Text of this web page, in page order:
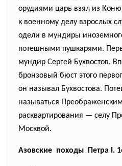
орудиями царь взял из
к военному делу взрослых
одели в мундиры
потешными пушкарями.
мундир Сергей Бухвостов.
бронзовый бюст этого
он называл Бухвостова.
называться
расквартирования — селу
Москвой.
Азовские походы Петра I.